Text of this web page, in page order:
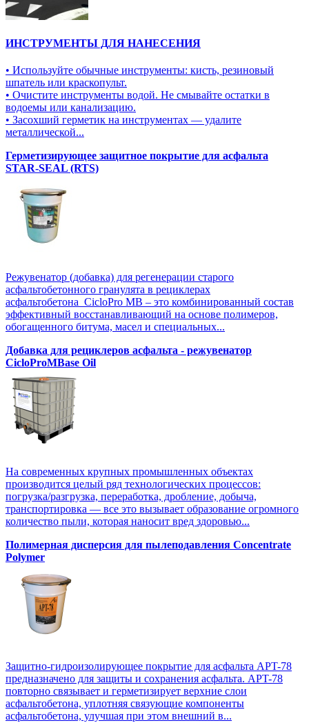
ИНСТРУМЕНТЫ ДЛЯ НАНЕСЕНИЯ
• Используйте обычные инструменты: кисть, резиновый
шпатель или краскопульт.
• Очистите инструменты водой. Не смывайте остатки в
водоемы или канализацию.
• Засохший герметик на инструментах — удалите
металлической...
Герметизирующее защитное покрытие для асфальта
STAR-SEAL (RTS)
Режувенатор (добавка) для регенерации старого
асфальтобетонного гранулята в рециклерах
асфальтобетона CicloPro MB – это комбинированный состав
эффективный восстанавливающий на основе полимеров,
обогащенного битума, масел и специальных...
Добавка для рециклеров асфальта - режувенатор
CicloProMBase Oil
На современных крупных промышленных объектах
производится целый ряд технологических процессов:
погрузка/разгрузка, переработка, дробление, добыча,
транспортировка — все это вызывает образование огромного
количество пыли, которая наносит вред здоровью...
Полимерная дисперсия для пылеподавления Concentrate
Polymer
Защитно-гидроизолирующее покрытие для асфальта APT-78
предназначено для защиты и сохранения асфальта. APT-78
повторно связывает и герметизирует верхние слои
асфальтобетона, уплотняя связующие компоненты
асфальтобетона, улучшая при этом внешний в...